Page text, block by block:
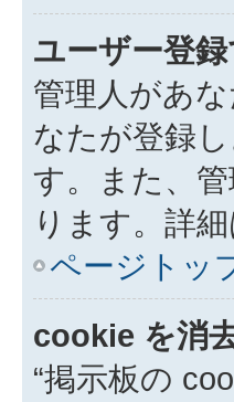
ユーザー登
管理人があ
なたが登録
す。また、
ります。詳
ページトッ
cookie を消
“掲示板の